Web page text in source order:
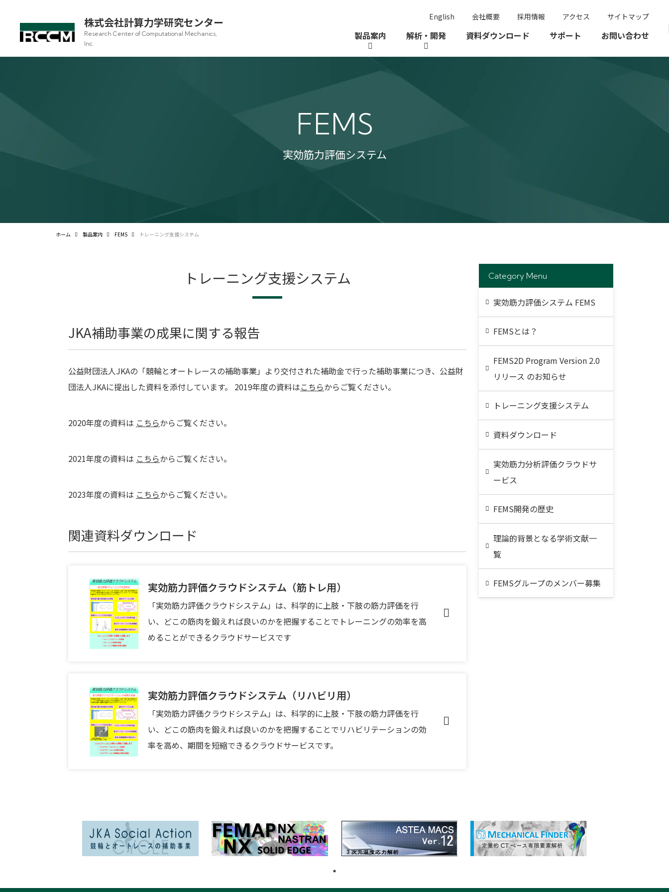
株式会社計算力学研究センター
Research Center of Computational Mechanics,
Inc.
English 会社概要 採用情報 アクセス サイトマップ
製品案内 解析・開発 資料ダウンロード サポート お問い合わせ
FEMS
実効筋力評価システム
ホーム 製品案内 FEMS トレーニング支援システム
トレーニング支援システム
JKA補助事業の成果に関する報告
公益財団法人JKAの「競輪とオートレースの補助事業」より交付された補助金で行った補助事業につき、公益財
団法人JKAに提出した資料を添付しています。 2019年度の資料はこちらからご覧ください。
2020年度の資料は こちらからご覧ください。
2021年度の資料は こちらからご覧ください。
2023年度の資料は こちらからご覧ください。
関連資料ダウンロード
実効筋力評価クラウドシステム（筋トレ用）
「実効筋力評価クラウドシステム」は、科学的に上肢・下肢の筋力評価を行
い、どこの筋肉を鍛えれば良いのかを把握することでトレーニングの効率を高
めることができるクラウドサービスです
実効筋力評価クラウドシステム（リハビリ用）
「実効筋力評価クラウドシステム」は、科学的に上肢・下肢の筋力評価を行
い、どこの筋肉を鍛えれば良いのかを把握することでリハビリテーションの効
率を高め、期間を短縮できるクラウドサービスです。
Category Menu
実効筋力評価システム FEMS
FEMSとは？
FEMS2D Program Version 2.0
リリース のお知らせ
トレーニング支援システム
資料ダウンロード
実効筋力分析評価クラウドサ
ービス
FEMS開発の歴史
理論的背景となる学術文献一
覧
FEMSグループのメンバー募集